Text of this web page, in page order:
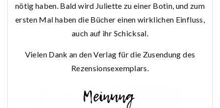
nötig haben. Bald wird Juliette zu einer Botin, und zum
ersten Mal haben die Bücher einen wirklichen Einfluss,
auch auf ihr Schicksal.
Vielen Dank an den Verlag für die Zusendung des
Rezensionsexemplars.